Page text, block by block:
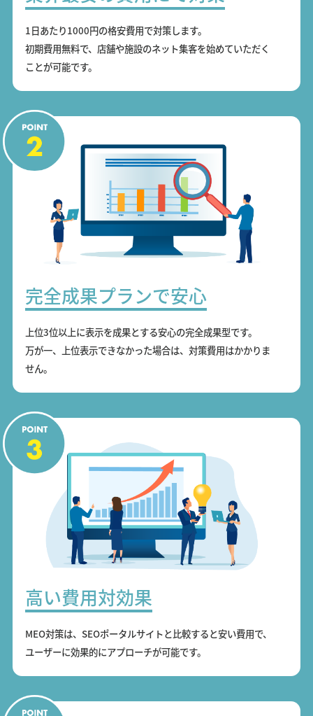
1日あたり1000円の格安費用で対策します。
初期費用無料で、店舗や施設のネット集客を始めていただく
ことが可能です。
完全成果プランで安心
上位3位以上に表示を成果とする安心の完全成果型です。
万が一、上位表示できなかった場合は、対策費用はかかりま
せん。
高い費用対効果
MEO対策は、SEOポータルサイトと比較すると安い費用で、
ユーザーに効果的にアプローチが可能です。